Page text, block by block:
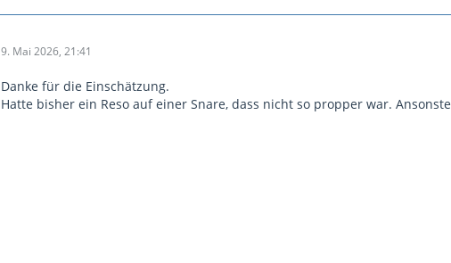
9. Mai 2026, 21:41
Danke für die Einschätzung.
Hatte bisher ein Reso auf einer Snare, dass nicht so propper war.